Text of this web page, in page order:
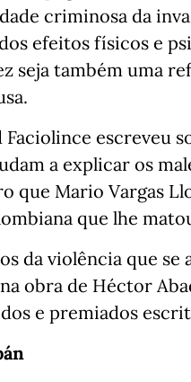
criminosa da
efeitos físicos e
seja também uma
escreveu
a explicar os
que Mario Vargas
que lhe
da violência que
obra de Héctor
e premiados